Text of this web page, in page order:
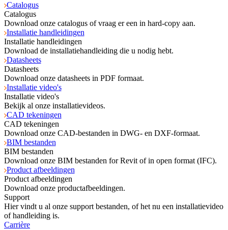
Catalogus
Catalogus
Download onze catalogus of vraag er een in hard-copy aan.
Installatie handleidingen
Installatie handleidingen
Download de installatiehandleiding die u nodig hebt.
Datasheets
Datasheets
Download onze datasheets in PDF formaat.
Installatie video's
Installatie video's
Bekijk al onze installatievideos.
CAD tekeningen
CAD tekeningen
Download onze CAD-bestanden in DWG- en DXF-formaat.
BIM bestanden
BIM bestanden
Download onze BIM bestanden for Revit of in open format (IFC).
Product afbeeldingen
Product afbeeldingen
Download onze productafbeeldingen.
Support
Hier vindt u al onze support bestanden, of het nu een installatievideo
of handleiding is.
Carrière